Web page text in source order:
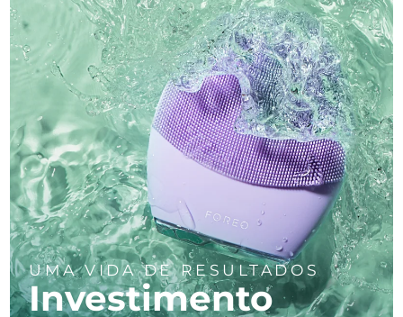
UMA VIDA DE RESULTADOS
Investimento